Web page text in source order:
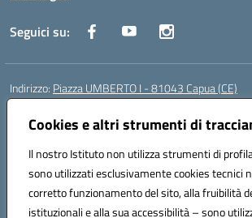
Cookies e altri strumenti di
Il nostro Istituto non utilizza strumenti di
sono utilizzati esclusivamente cookies tecnici
corretto funzionamento del sito, alla fruibilità
istituzionali e alla sua accessibilità – sono
Seguici su:
Indirizzo: Piazza UMBERTO I - 81043 Capua (CE)
Centralino:
Posta elettronica certificata (PEC):
Codice fiscale: 93034560610
Codice meccanografico:CEPM03000D
Codice Indice delle Pubbliche Amministrazioni
Codice unico di fatturazione (CUF): UF7IYN